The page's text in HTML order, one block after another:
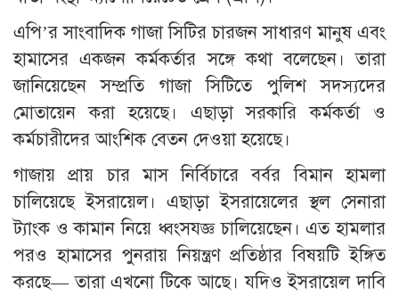
এপি’র সাংবাদিক গাজা সিটির চারজন সাধারণ মানুষ এবং
হামাসের একজন কর্মকর্তার সঙ্গে কথা বলেছেন। তারা
জানিয়েছেন সম্প্রতি গাজা সিটিতে পুলিশ সদস্যদের
মোতায়েন করা হয়েছে। এছাড়া সরকারি কর্মকর্তা ও
কর্মচারীদের আংশিক বেতন দেওয়া হয়েছে।
গাজায় প্রায় চার মাস নির্বিচারে বর্বর বিমান হামলা
চালিয়েছে ইসরায়েল। এছাড়া ইসরায়েলের স্থল সেনারা
ট্যাংক ও কামান নিয়ে ধ্বংসযজ্ঞ চালিয়েছেন। এত হামলার
পরও হামাসের পুনরায় নিয়ন্ত্রণ প্রতিষ্ঠার বিষয়টি ইঙ্গিত
করছে— তারা এখনো টিকে আছে। যদিও ইসরায়েল দাবি